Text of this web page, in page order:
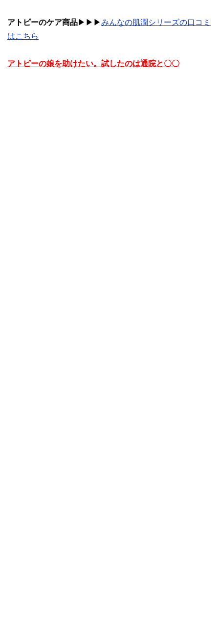
アトピーのケア商品▶︎▶︎▶︎みんなの肌潤シリーズの口コミ
はこちら
アトピーの娘を助けたい。試したのは通院と〇〇